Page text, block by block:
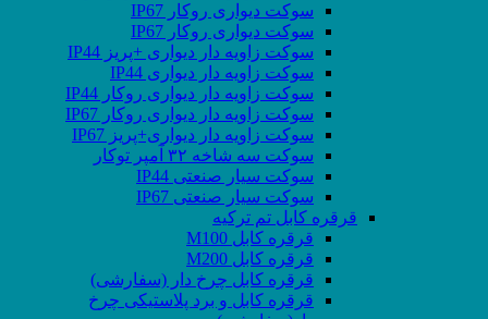
سوکت دیواری روکار IP67
سوکت دیواری روکار IP67
سوکت زاویه دار دیواری +پریز IP44
سوکت زاویه دار دیواری IP44
سوکت زاویه دار دیواری روکار IP44
سوکت زاویه دار دیواری روکار IP67
سوکت زاویه دار دیواری+پریز IP67
سوکت سه شاخه ۳۲ آمپر توکار
سوکت سیار صنعتی IP44
سوکت سیار صنعتی IP67
قرقره کابل تم ترکیه
قرقره کابل M100
قرقره کابل M200
قرقره کابل چرخ دار (سفارشی)
قرقره کابل و برد پلاستیکی چرخ